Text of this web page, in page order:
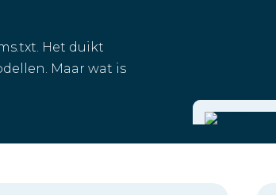
Het duikt
Maar wat is